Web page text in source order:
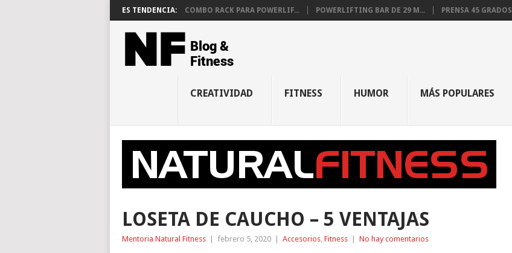
ES TENDENCIA: COMBO RACK PARA POWERLIF... POWERLIFTING BAR DE 29 M... PRENSA 45 GRADOS
CREATIVIDAD FITNESS HUMOR MÁS POPULARES
LOSETA DE CAUCHO – 5 VENTAJAS
Mentoria Natural Fitness febrero 5, 2020 Accesorios, Fitness No hay comentarios